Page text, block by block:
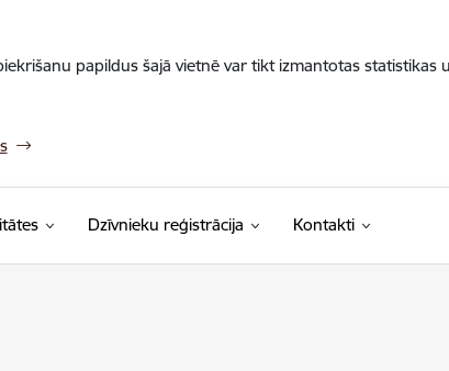
papildus šajā vietnē var tikt izmantotas statistikas
Dzīvnieku reģistrācija Kontakti